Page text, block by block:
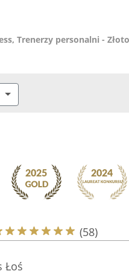
Trenerzy personalni -
(58)
Łoś